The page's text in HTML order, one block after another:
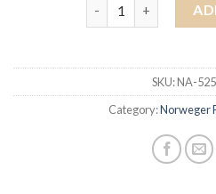
SKU:NA-
Category:Norweger